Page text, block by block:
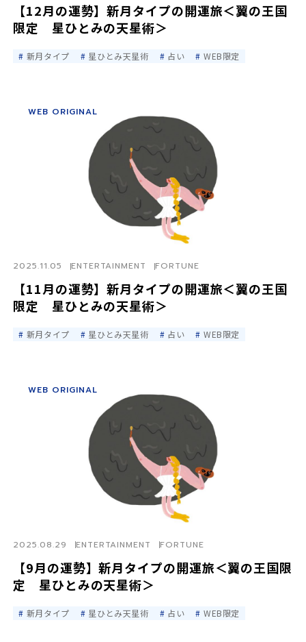
【12月の運勢】新月タイプの開運旅＜翼の王国
限定 星ひとみの天星術＞
新月タイプ 星ひとみ天星術 占い WEB限定
【11月の運勢】新月タイプの開運旅＜翼の王国
限定 星ひとみの天星術＞
2025.11.05 ENTERTAINMENT FORTUNE
WEB ORIGINAL
新月タイプ 星ひとみ天星術 占い WEB限定
【9月の運勢】新月タイプの開運旅＜翼の王国限
定 星ひとみの天星術＞
2025.08.29 ENTERTAINMENT FORTUNE
WEB ORIGINAL
新月タイプ 星ひとみ天星術 占い WEB限定